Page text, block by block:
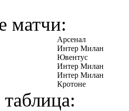
матчи:
Арсенал
Интер Милан
Ювентус
Интер Милан
Интер Милан
Кротоне